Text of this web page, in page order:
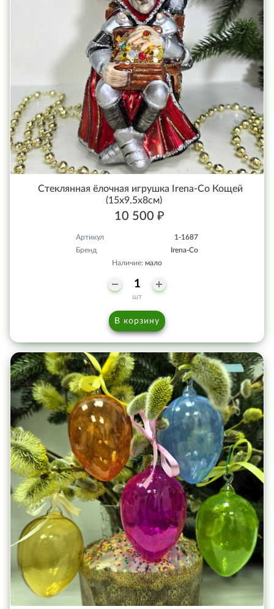
Стеклянная ёлочная игрушка Irena-Co Кощей
(15х9,5х8см)
10 500 ₽
Артикул
1-1687
Бренд
Irena-Co
Наличие: мало
шт
В корзину